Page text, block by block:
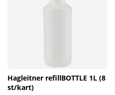
Hagleitner refillBOTTLE 1L (8
st/kart)